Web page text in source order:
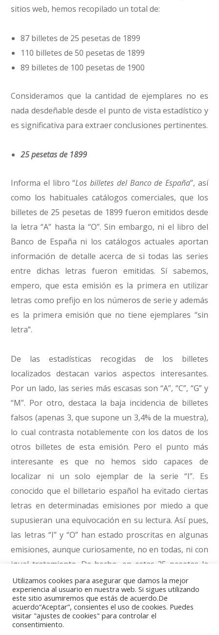
sitios web, hemos recopilado un total de:
87 billetes de 25 pesetas de 1899
110 billetes de 50 pesetas de 1899
89 billetes de 100 pesetas de 1900
Consideramos que la cantidad de ejemplares no es
nada desdeñable desde el punto de vista estadístico y
es significativa para extraer conclusiones pertinentes.
25 pesetas de 1899
Informa el libro “Los billetes del Banco de España”, así
como los habituales catálogos comerciales, que los
billetes de 25 pesetas de 1899 fueron emitidos desde
la letra “A” hasta la “O”. Sin embargo, ni el libro del
Banco de España ni los catálogos actuales aportan
información de detalle acerca de si todas las series
entre dichas letras fueron emitidas. Sí sabemos,
empero, que esta emisión es la primera en utilizar
letras como prefijo en los números de serie y además
es la primera emisión que no tiene ejemplares “sin
letra”.
De las estadísticas recogidas de los billetes
localizados destacan varios aspectos interesantes.
Por un lado, las series más escasas son “A”, “C”, “G” y
“M”. Por otro, destaca la baja incidencia de billetes
falsos (apenas 3, que supone un 3,4% de la muestra),
lo cual contrasta notablemente con los datos de los
otros billetes de esta emisión. Pero el punto más
interesante es que no hemos sido capaces de
localizar ni un solo ejemplar de la serie “I”. Es
conocido que el billetario español ha evitado ciertas
letras en determinadas emisiones por miedo a que
supusieran una equivocación en su lectura. Así pues,
las letras “I” y “O” han estado proscritas en algunas
emisiones, aunque curiosamente, no en todas, ni con
igual tratamiento. De hecho, en estas 25 pesetas la
letra “O” sí existe, pero, ¿qué ocurre con la letra “I”?
No podemos afirmarlo pero creemos que sí se usó,
por dos motivos. Por un lado por el hecho de que
esta emisión no tiene números de serie “sin letra”, lo
Utilizamos cookies para asegurar que damos la mejor
experiencia al usuario en nuestra web. Si sigues utilizando
este sitio asumiremos que estás de acuerdo.De
acuerdo“Aceptar”, consientes el uso de cookies. Puedes
visitar "ajustes de cookies" para controlar el
consentimiento.